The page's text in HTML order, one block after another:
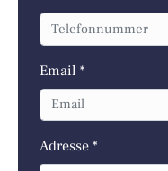
Email *
Adresse *